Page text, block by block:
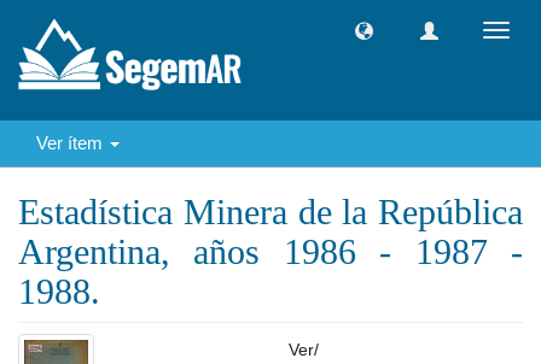
Ver ítem
Estadística Minera de la República
Argentina, años 1986 - 1987 -
1988.
Ver/